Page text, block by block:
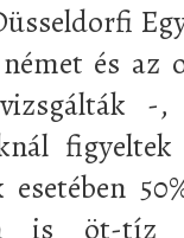
és az
esetében
is öt-tíz